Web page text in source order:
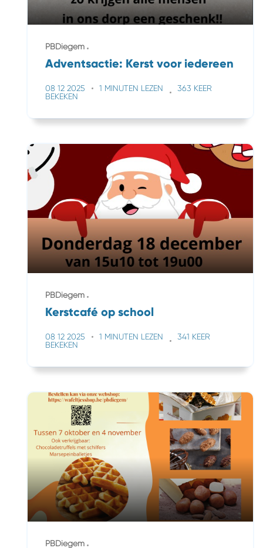
PBDiegem
Adventsactie: Kerst voor iedereen
08 12 2025 1 MINUTEN LEZEN
363 KEER
BEKEKEN
PBDiegem
Kerstcafé op school
08 12 2025 1 MINUTEN LEZEN
341 KEER
BEKEKEN
PBDiegem